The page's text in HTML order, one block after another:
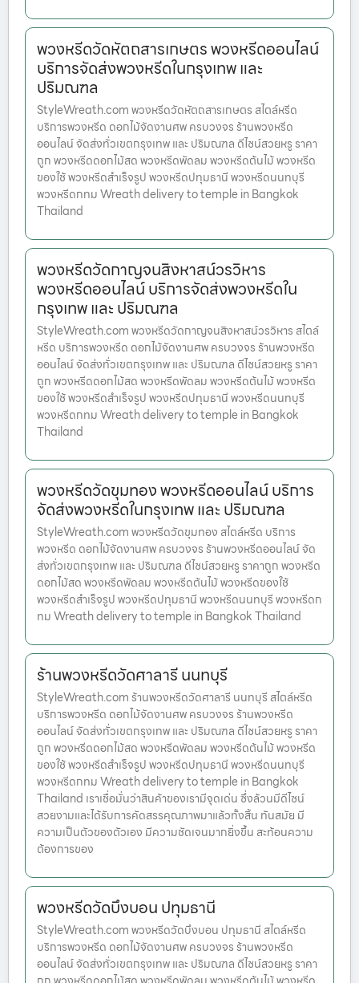
พวงหรีดวัดหัตถสารเกษตร พวงหรีดออนไลน์
บริการจัดส่งพวงหรีดในกรุงเทพ และ
ปริมณฑล
StyleWreath.com พวงหรีดวัดหัตถสารเกษตร สไตล์หรีด
บริการพวงหรีด ดอกไม้จัดงานศพ ครบวงจร ร้านพวงหรีด
ออนไลน์ จัดส่งทั่วเขตกรุงเทพ และ ปริมณฑล ดีไซน์สวยหรู ราคา
ถูก พวงหรีดดอกไม้สด พวงหรีดพัดลม พวงหรีดต้นไม้ พวงหรีด
ของใช้ พวงหรีดสำเร็จรูป พวงหรีดปทุมธานี พวงหรีดนนทบุรี
พวงหรีดกทม Wreath delivery to temple in Bangkok
Thailand
พวงหรีดวัดกาญจนสิงหาสน์วรวิหาร
พวงหรีดออนไลน์ บริการจัดส่งพวงหรีดใน
กรุงเทพ และ ปริมณฑล
StyleWreath.com พวงหรีดวัดกาญจนสิงหาสน์วรวิหาร สไตล์
หรีด บริการพวงหรีด ดอกไม้จัดงานศพ ครบวงจร ร้านพวงหรีด
ออนไลน์ จัดส่งทั่วเขตกรุงเทพ และ ปริมณฑล ดีไซน์สวยหรู ราคา
ถูก พวงหรีดดอกไม้สด พวงหรีดพัดลม พวงหรีดต้นไม้ พวงหรีด
ของใช้ พวงหรีดสำเร็จรูป พวงหรีดปทุมธานี พวงหรีดนนทบุรี
พวงหรีดกทม Wreath delivery to temple in Bangkok
Thailand
พวงหรีดวัดขุมทอง พวงหรีดออนไลน์ บริการ
จัดส่งพวงหรีดในกรุงเทพ และ ปริมณฑล
StyleWreath.com พวงหรีดวัดขุมทอง สไตล์หรีด บริการ
พวงหรีด ดอกไม้จัดงานศพ ครบวงจร ร้านพวงหรีดออนไลน์ จัด
ส่งทั่วเขตกรุงเทพ และ ปริมณฑล ดีไซน์สวยหรู ราคาถูก พวงหรีด
ดอกไม้สด พวงหรีดพัดลม พวงหรีดต้นไม้ พวงหรีดของใช้
พวงหรีดสำเร็จรูป พวงหรีดปทุมธานี พวงหรีดนนทบุรี พวงหรีดก
ทม Wreath delivery to temple in Bangkok Thailand
ร้านพวงหรีดวัดศาลารี นนทบุรี
StyleWreath.com ร้านพวงหรีดวัดศาลารี นนทบุรี สไตล์หรีด
บริการพวงหรีด ดอกไม้จัดงานศพ ครบวงจร ร้านพวงหรีด
ออนไลน์ จัดส่งทั่วเขตกรุงเทพ และ ปริมณฑล ดีไซน์สวยหรู ราคา
ถูก พวงหรีดดอกไม้สด พวงหรีดพัดลม พวงหรีดต้นไม้ พวงหรีด
ของใช้ พวงหรีดสำเร็จรูป พวงหรีดปทุมธานี พวงหรีดนนทบุรี
พวงหรีดกทม Wreath delivery to temple in Bangkok
Thailand เราเชื่อมั่นว่าสินค้าของเรามีจุดเด่น ซึ่งล้วนมีดีไซน์
สวยงามและได้รับการคัดสรรคุณภาพมาแล้วทั้งสิ้น ทันสมัย มี
ความเป็นตัวของตัวเอง มีความชัดเจนมากยิ่งขึ้น สะท้อนความ
ต้องการของ
พวงหรีดวัดบึงบอน ปทุมธานี
StyleWreath.com พวงหรีดวัดบึงบอน ปทุมธานี สไตล์หรีด
บริการพวงหรีด ดอกไม้จัดงานศพ ครบวงจร ร้านพวงหรีด
ออนไลน์ จัดส่งทั่วเขตกรุงเทพ และ ปริมณฑล ดีไซน์สวยหรู ราคา